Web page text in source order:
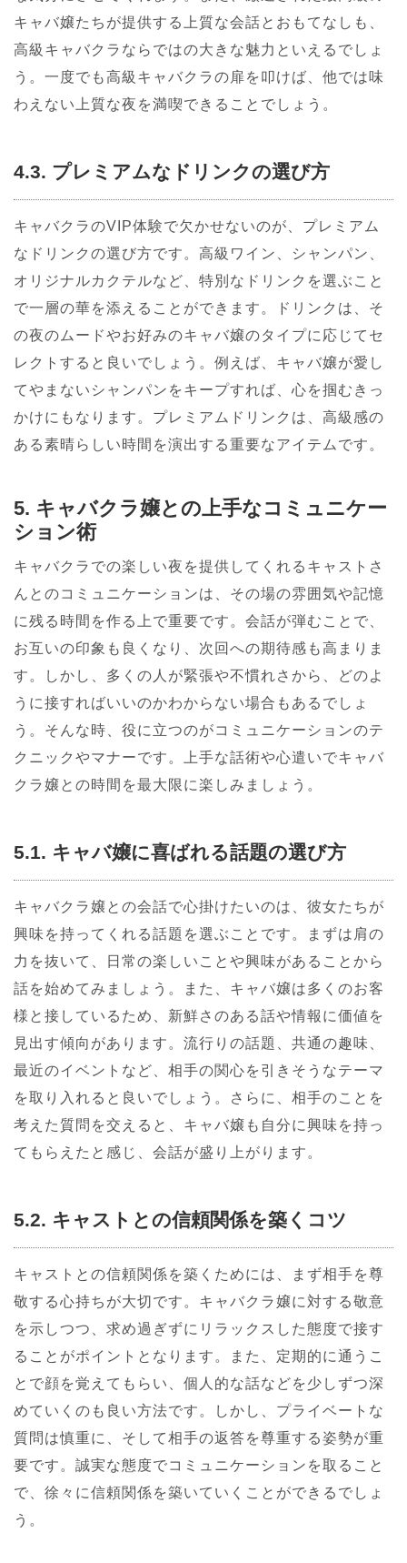
キャバ嬢たちが提供する上質な会話とおもてなしも、
高級キャバクラならではの大きな魅力といえるでしょ
う。一度でも高級キャバクラの扉を叩けば、他では味
わえない上質な夜を満喫できることでしょう。
4.3. プレミアムなドリンクの選び方
キャバクラのVIP体験で欠かせないのが、プレミアム
なドリンクの選び方です。高級ワイン、シャンパン、
オリジナルカクテルなど、特別なドリンクを選ぶこと
で一層の華を添えることができます。ドリンクは、そ
の夜のムードやお好みのキャバ嬢のタイプに応じてセ
レクトすると良いでしょう。例えば、キャバ嬢が愛し
てやまないシャンパンをキープすれば、心を掴むきっ
かけにもなります。プレミアムドリンクは、高級感の
ある素晴らしい時間を演出する重要なアイテムです。
5. キャバクラ嬢との上手なコミュニケー
ション術
キャバクラでの楽しい夜を提供してくれるキャストさ
んとのコミュニケーションは、その場の雰囲気や記憶
に残る時間を作る上で重要です。会話が弾むことで、
お互いの印象も良くなり、次回への期待感も高まりま
す。しかし、多くの人が緊張や不慣れさから、どのよ
うに接すればいいのかわからない場合もあるでしょ
う。そんな時、役に立つのがコミュニケーションのテ
クニックやマナーです。上手な話術や心遣いでキャバ
クラ嬢との時間を最大限に楽しみましょう。
5.1. キャバ嬢に喜ばれる話題の選び方
キャバクラ嬢との会話で心掛けたいのは、彼女たちが
興味を持ってくれる話題を選ぶことです。まずは肩の
力を抜いて、日常の楽しいことや興味があることから
話を始めてみましょう。また、キャバ嬢は多くのお客
様と接しているため、新鮮さのある話や情報に価値を
見出す傾向があります。流行りの話題、共通の趣味、
最近のイベントなど、相手の関心を引きそうなテーマ
を取り入れると良いでしょう。さらに、相手のことを
考えた質問を交えると、キャバ嬢も自分に興味を持っ
てもらえたと感じ、会話が盛り上がります。
5.2. キャストとの信頼関係を築くコツ
キャストとの信頼関係を築くためには、まず相手を尊
敬する心持ちが大切です。キャバクラ嬢に対する敬意
を示しつつ、求め過ぎずにリラックスした態度で接す
ることがポイントとなります。また、定期的に通うこ
とで顔を覚えてもらい、個人的な話などを少しずつ深
めていくのも良い方法です。しかし、プライベートな
質問は慎重に、そして相手の返答を尊重する姿勢が重
要です。誠実な態度でコミュニケーションを取ること
で、徐々に信頼関係を築いていくことができるでしょ
う。